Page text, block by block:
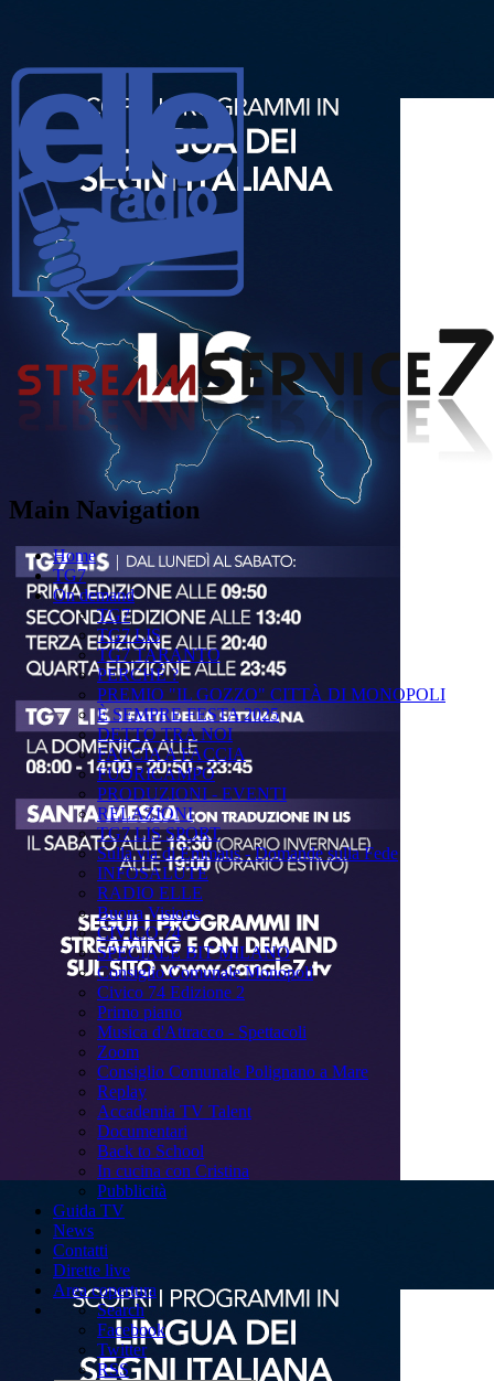
Main Navigation
Home
TG7
On demand
TG7
TG7 LIS
TG7 TARANTO
PERCHÉ ?
PREMIO "IL GOZZO" CITTÀ DI MONOPOLI
È SEMPRE FESTA 2025
DETTO TRA NOI
FACCIA A FACCIA
FUORICAMPO
PRODUZIONI - EVENTI
RELAZIONI
TG7 LIS SPORT
Sulla via di Emmaus - Domande sulla Fede
INFOSALUTE
RADIO ELLE
Buona Visione
CIVICO 74
SPECIALE BIT MILANO
Consiglio Comunale Monopoli
Civico 74 Edizione 2
Primo piano
Musica d'Attracco - Spettacoli
Zoom
Consiglio Comunale Polignano a Mare
Replay
Accademia TV Talent
Documentari
Back to School
In cucina con Cristina
Pubblicità
Guida TV
News
Contatti
Dirette live
Area copertura
Search
Facebook
Twitter
RSS